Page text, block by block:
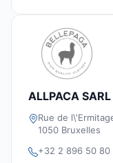
ALLPACA SARL
Rue de
1050 Bruxelles
+32 2 896 50 80